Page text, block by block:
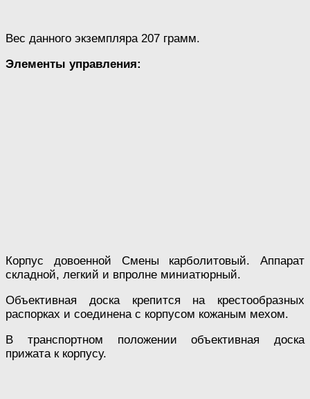
Вес данного экземпляра 207 грамм.
Элементы управления:
Корпус довоенной Смены карболитовый. Аппарат
складной, легкий и впролне миниатюрный.
Объективная доска крепится на крестообразных
распорках и соединена с корпусом кожаным мехом.
В транспортном положении объективная доска
прижата к корпусу.